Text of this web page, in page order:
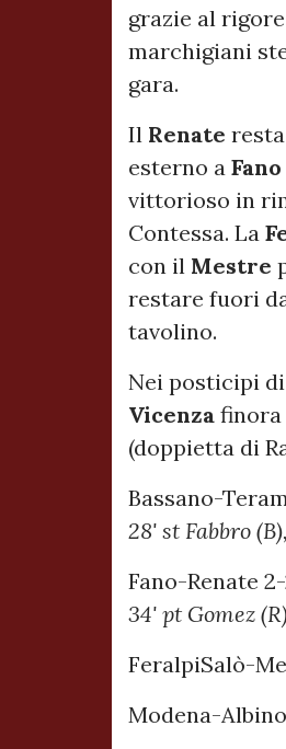
grazie al
marchigiani
gara.
Il Renate
esterno a Fano
vittorioso in
Contessa. La
con il Mestre
restare fuori
tavolino.
Nei posticipi
Vicenza finora
(doppietta di
Bassano-
28' st Fabbro
Fano-Renate
34' pt Gomez
FeralpiSalò-
Modena-